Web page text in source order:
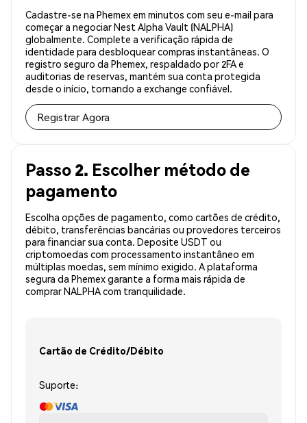
Cadastre-se na Phemex em minutos com seu e-mail para
começar a negociar Nest Alpha Vault (NALPHA)
globalmente. Complete a verificação rápida de
identidade para desbloquear compras instantâneas. O
registro seguro da Phemex, respaldado por 2FA e
auditorias de reservas, mantém sua conta protegida
desde o início, tornando a exchange confiável.
Registrar Agora
Passo 2. Escolher método de
pagamento
Escolha opções de pagamento, como cartões de crédito,
débito, transferências bancárias ou provedores terceiros
para financiar sua conta. Deposite USDT ou
criptomoedas com processamento instantâneo em
múltiplas moedas, sem mínimo exigido. A plataforma
segura da Phemex garante a forma mais rápida de
comprar NALPHA com tranquilidade.
Cartão de Crédito/Débito
Suporte: